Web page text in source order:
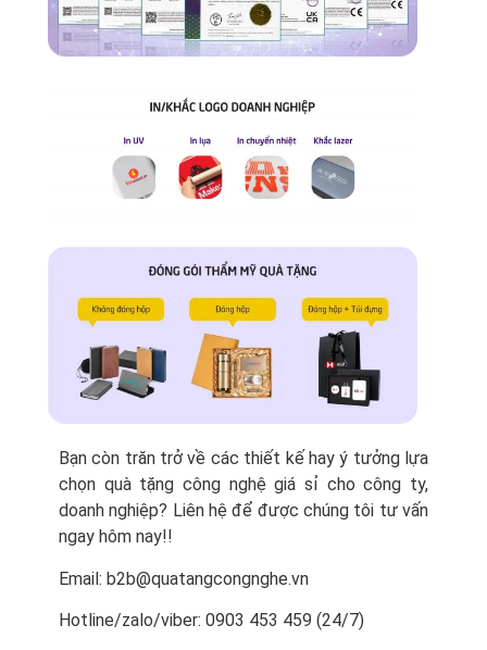
Bạn còn trăn trở về các thiết kế hay ý tưởng lựa
chọn quà tặng công nghệ giá sỉ cho công ty,
doanh nghiệp? Liên hệ để được chúng tôi tư vấn
ngay hôm nay!!
Email: b2b@quatangcongnghe.vn
Hotline/zalo/viber: 0903 453 459 (24/7)